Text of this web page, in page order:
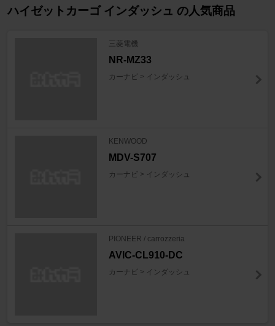
ハイゼットカーゴ インダッシュ の人気商品
三菱電機
NR-MZ33
カーナビ > インダッシュ
KENWOOD
MDV-S707
カーナビ > インダッシュ
PIONEER / carrozzeria
AVIC-CL910-DC
カーナビ > インダッシュ